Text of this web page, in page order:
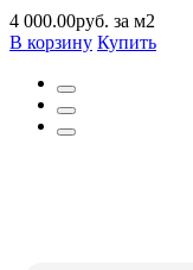
4 000.00руб. за м2
В корзину Купить